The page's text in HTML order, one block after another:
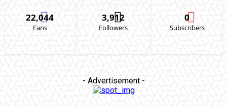
22,044
Fans
3,912
Followers
0
Subscribers
- Advertisement -